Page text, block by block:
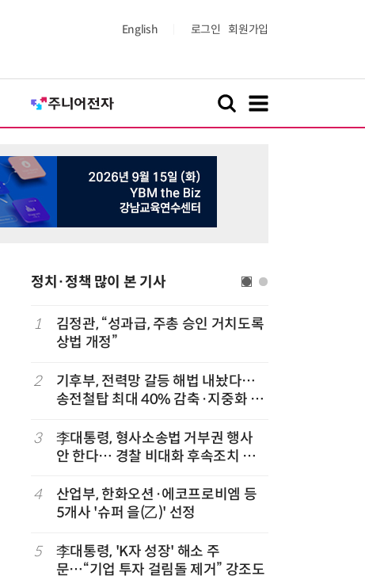
English 로그인 회원가입
정치·정책 많이 본 기사
1
김정관, “성과급, 주총 승인 거치도록
상법 개정”
2
기후부, 전력망 갈등 해법 내놨다…
송전철탑 최대 40% 감축·지중화 확
3
李대통령, 형사소송법 거부권 행사
안 한다… 경찰 비대화 후속조치 점
4
산업부, 한화오션·에코프로비엠 등
5개사 '슈퍼 을(乙)' 선정
5
李대통령, 'K자 성장' 해소 주
문…“기업 투자 걸림돌 제거” 강조도